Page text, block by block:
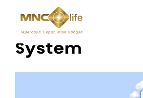
Whistleblowing
System